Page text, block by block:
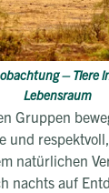
– Tiere
Lebensraum
Gruppen
und
natürlichen
nachts auf